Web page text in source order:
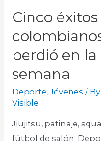
Cinco
perdió en
semana
Deporte,Jóvenes / By
Visible
Jiujitsu, patinaje,
fútbol de salón.